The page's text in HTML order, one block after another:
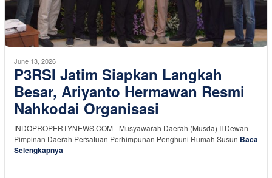
June 13, 2026
P3RSI Jatim Siapkan Langkah
Besar, Ariyanto Hermawan Resmi
Nahkodai Organisasi
INDOPROPERTYNEWS.COM - Musyawarah Daerah (Musda) II Dewan
Pimpinan Daerah Persatuan Perhimpunan Penghuni Rumah Susun Baca
Selengkapnya